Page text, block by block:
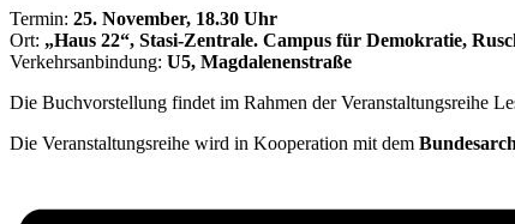
Termin: 25. November, 18.30 Uhr
Ort: „Haus 22“, Stasi-Zentrale. Campus für Demokratie,
Verkehrsanbindung: U5, Magdalenenstraße
Die Buchvorstellung findet im Rahmen der Veranstaltungsreihe
Die Veranstaltungsreihe wird in Kooperation mit dem